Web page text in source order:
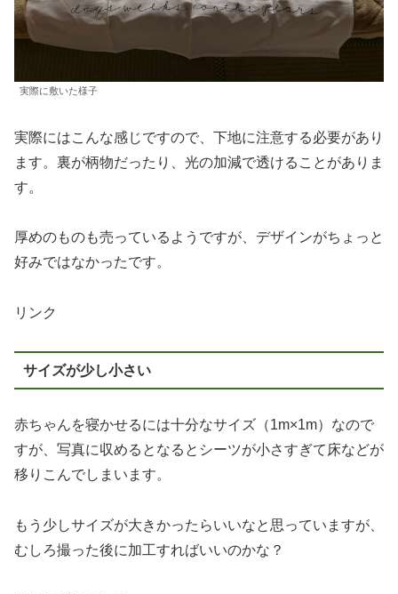
実際に敷いた様子
実際にはこんな感じですので、下地に注意する必要があり
ます。裏が柄物だったり、光の加減で透けることがありま
す。
厚めのものも売っているようですが、デザインがちょっと
好みではなかったです。
リンク
サイズが少し小さい
赤ちゃんを寝かせるには十分なサイズ（1m×1m）なので
すが、写真に収めるとなるとシーツが小さすぎて床などが
移りこんでしまいます。
もう少しサイズが大きかったらいいなと思っていますが、
むしろ撮った後に加工すればいいのかな？